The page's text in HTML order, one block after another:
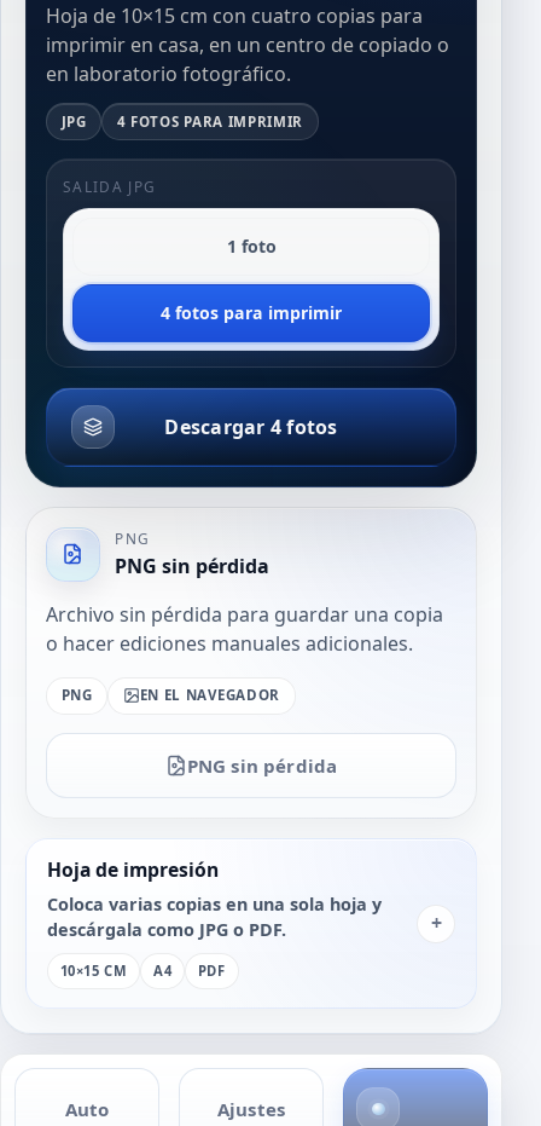
Hoja de 10×15 cm con cuatro copias para
imprimir en casa, en un centro de copiado o
en laboratorio fotográfico.
JPG 4 FOTOS PARA IMPRIMIR
SALIDA JPG
1 foto
4 fotos para imprimir
Descargar 4 fotos
PNG
PNG sin pérdida
Archivo sin pérdida para guardar una copia
o hacer ediciones manuales adicionales.
PNG EN EL NAVEGADOR
PNG sin pérdida
Hoja de impresión
Coloca varias copias en una sola hoja y
descárgala como JPG o PDF.
10×15 CM A4 PDF
+
Auto Ajustes